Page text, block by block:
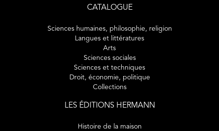
CATALOGUE
Sciences humaines, philosophie, religion
Langues et littératures
Arts
Sciences sociales
Sciences et techniques
Droit, économie, politique
Collections
LES ÉDITIONS HERMANN
Histoire de la maison